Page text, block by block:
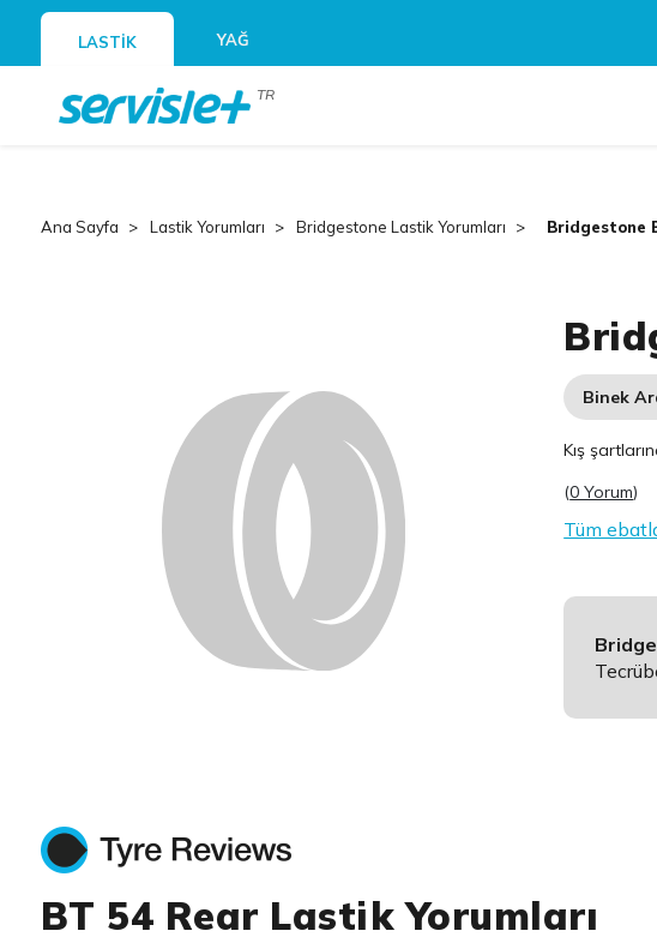
LASTİK YAĞ
TR
Ana Sayfa Lastik Yorumları Bridgestone Lastik Yorumları Bridgestone
Binek
Kış
(0 Yorum)
Tüm
BT 54 Rear Lastik Yorumları